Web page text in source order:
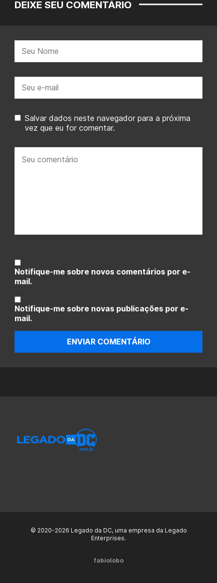
DEIXE SEU COMENTÁRIO
mail:
Salvar dados neste navegador para a próxima
vez que eu for comentar.
comentário:
Notifique-me sobre novos comentários por e-
mail.
Notifique-me sobre novas publicações por e-
mail.
ENVIAR COMENTÁRIO
© 2020-2026 Legado da DC, uma empresa da Legado
Enterprises.
fabiolobo